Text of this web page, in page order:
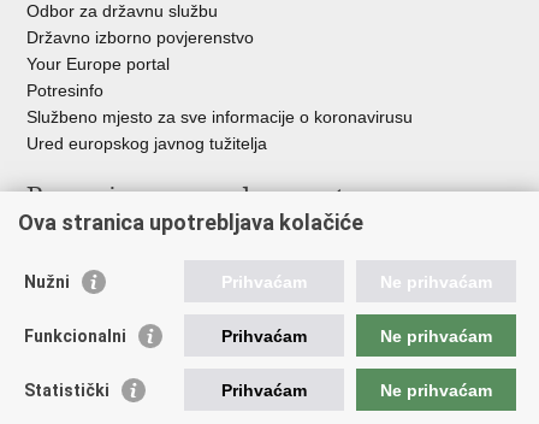
Odbor za državnu službu
Državno izborno povjerenstvo
Your Europe portal
Potresinfo
Službeno mjesto za sve informacije o koronavirusu
Ured europskog javnog tužitelja
Poveznice pravosudnog sustava
Državno odvjetništvo
Ured za suzbijanje korupcije i organiziranog kriminaliteta
Državnoodvjetničko vijeće
Hrvatska odvjetnička komora
Ova stranica upotrebljava kolačiće
Nužni Prihvaćam Ne prihvaćam
Funkcionalni Prihvaćam Ne prihvaćam
Statistički Prihvaćam Ne prihvaćam